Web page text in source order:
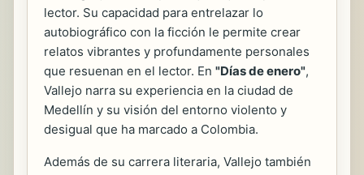
lector. Su capacidad para entrelazar lo
autobiográfico con la ficción le permite crear
relatos vibrantes y profundamente personales
que resuenan en el lector. En "Días de enero",
Vallejo narra su experiencia en la ciudad de
Medellín y su visión del entorno violento y
desigual que ha marcado a Colombia.
Además de su carrera literaria, Vallejo también